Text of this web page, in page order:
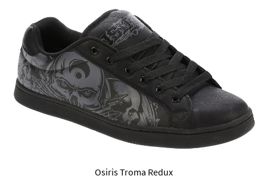
Osiris Troma Redux